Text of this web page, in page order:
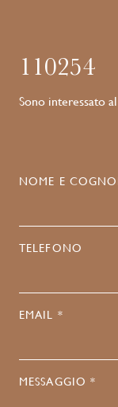
110254
Sono interessato
NOME E
TELEFONO
EMAIL *
MESSAGGIO *